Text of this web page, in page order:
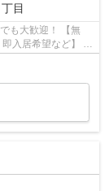
丁目
も大歓迎！ 【無
入居希望など】 ネ